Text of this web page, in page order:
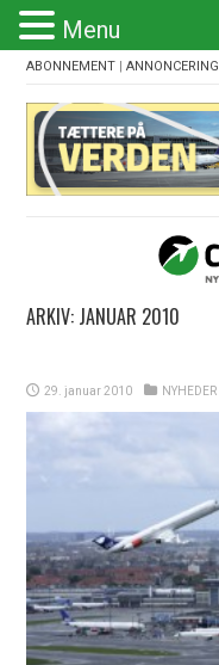
ABONNEMENT |ANNONCERING
ARKIV: JANUAR 2010
29. januar 2010 NYHEDER
Menu